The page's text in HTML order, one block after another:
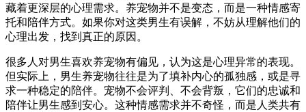
藏着更深层的心理需求。养宠物并不是变态，而是一种情感寄
托和陪伴方式。如果你对这类男生有误解，不妨从理解他们的
心理出发，找到真正的原因。
很多人对男生喜欢养宠物有偏见，认为这是心理异常的表现。
但实际上，男生养宠物往往是为了填补内心的孤独感，或是寻
求一种稳定的陪伴。宠物不会评判、不会背叛，它们的忠诚和
陪伴让男生感到安心。这种情感需求并不奇怪，而是人类共有